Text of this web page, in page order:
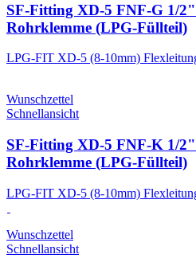
SF-Fitting XD-5 FNF-G 1/
Rohrklemme (LPG-Füllteil)
LPG-FIT XD-5 (8-10mm)
Wunschzettel
Schnellansicht
SF-Fitting XD-5 FNF-K 1/
Rohrklemme (LPG-Füllteil)
LPG-FIT XD-5 (8-10mm)
Wunschzettel
Schnellansicht